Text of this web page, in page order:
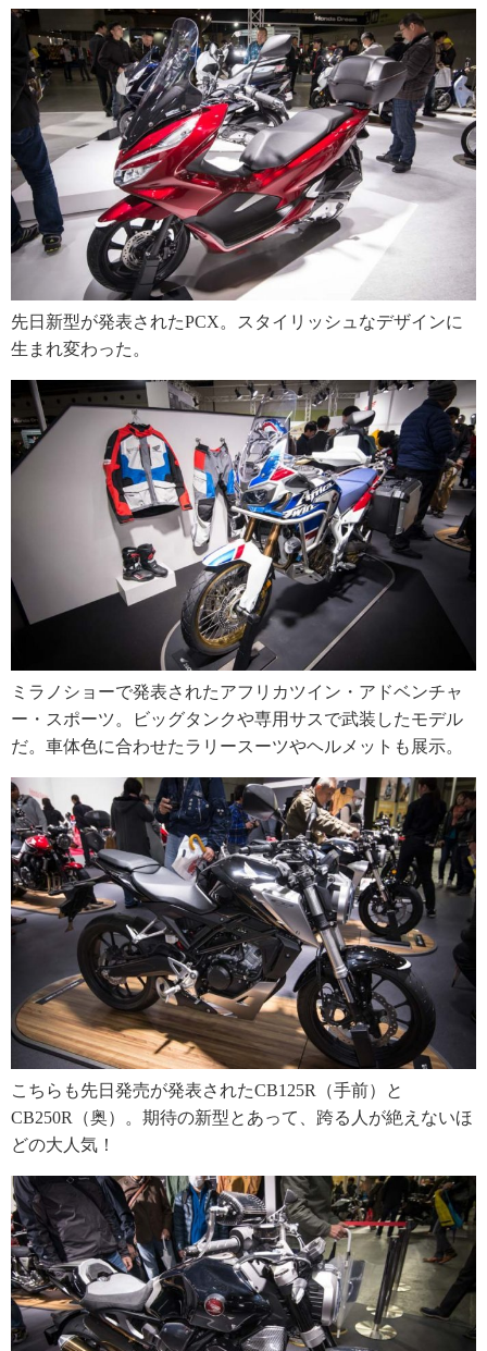
先日新型が発表されたPCX。スタイリッシュなデザインに
生まれ変わった。
ミラノショーで発表されたアフリカツイン・アドベンチャ
ー・スポーツ。ビッグタンクや専用サスで武装したモデル
だ。車体色に合わせたラリースーツやヘルメットも展示。
こちらも先日発売が発表されたCB125R（手前）と
CB250R（奥）。期待の新型とあって、跨る人が絶えないほ
どの大人気！